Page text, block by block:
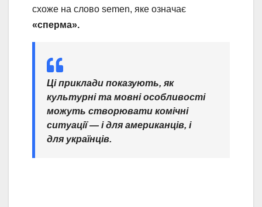
схоже на слово semen, яке означає
«сперма».
Ці приклади показують, як
культурні та мовні особливості
можуть створювати комічні
ситуації — і для американців, і
для українців.